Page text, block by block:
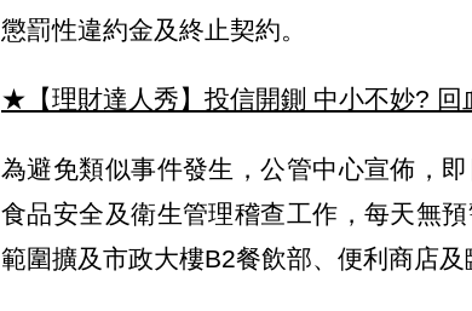
懲罰性違約金及終止契約。
★【理財達人秀】投信開鍘 中小不妙? 回
為避免類似事件發生，公管中心宣佈，
食品安全及衛生管理稽查工作，每天無
範圍擴及市政大樓B2餐飲部、便利商店及